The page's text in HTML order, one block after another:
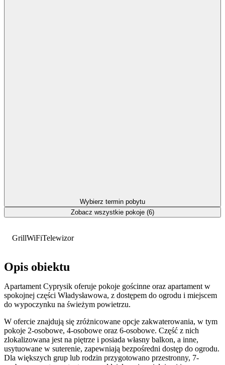
GrillWiFiTelewizor
Opis obiektu
Apartament Cyprysik oferuje pokoje gościnne oraz apartament w
spokojnej części Władysławowa, z dostępem do ogrodu i miejscem
do wypoczynku na świeżym powietrzu.
W ofercie znajdują się zróżnicowane opcje zakwaterowania, w tym
pokoje 2-osobowe, 4-osobowe oraz 6-osobowe. Część z nich
zlokalizowana jest na piętrze i posiada własny balkon, a inne,
usytuowane w suterenie, zapewniają bezpośredni dostęp do ogrodu.
Dla większych grup lub rodzin przygotowano przestronny, 7-
Wybierz termin pobytu
Zobacz wszystkie pokoje (6)